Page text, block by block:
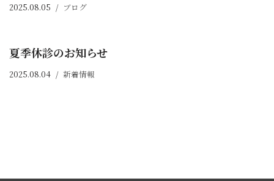
2025.08.05 ブログ
夏季休診のお知らせ
2025.08.04 新着情報